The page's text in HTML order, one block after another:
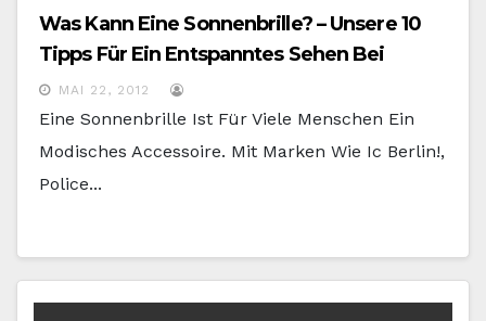
Was Kann Eine Sonnenbrille? – Unsere 10
Tipps Für Ein Entspanntes Sehen Bei
Sonne.
MAI 22, 2012
Eine Sonnenbrille Ist Für Viele Menschen Ein
Modisches Accessoire. Mit Marken Wie Ic Berlin!,
Police...